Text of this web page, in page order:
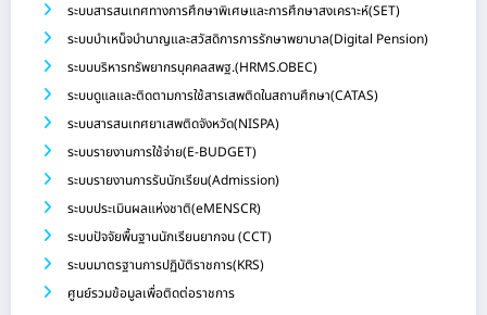
ระบบสารสนเทศทางการศึกษาพิเศษและการศึกษาสงเคราะห์(SET)
ระบบบำเหน็จบำนาญและสวัสดิการการรักษาพยาบาล(Digital Pension)
ระบบบริหารทรัพยากรบุคคลสพฐ.(HRMS.OBEC)
ระบบดูแลและติดตามการใช้สารเสพติดในสถานศึกษา(CATAS)
ระบบสารสนเทศยาเสพติดจังหวัด(NISPA)
ระบบรายงานการใช้จ่าย(E-BUDGET)
ระบบรายงานการรับนักเรียน(Admission)
ระบบประเมินผลแห่งชาติ(eMENSCR)
ระบบปัจจัยพื้นฐานนักเรียนยากจน (CCT)
ระบบมาตรฐานการปฏิบัติราชการ(KRS)
ศูนย์รวมข้อมูลเพื่อติดต่อราชการ